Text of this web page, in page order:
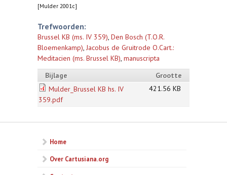
[Mulder 2001c]
Trefwoorden:
Brussel KB (ms. IV 359), Den Bosch (T.O.R.
Bloemenkamp), Jacobus de Gruitrode O.Cart.:
Meditacien (ms. Brussel KB), manuscripta
Bijlage
Grootte
Mulder_Brussel KB hs. IV
359.pdf
421.56 KB
Home
Over Cartusiana.org